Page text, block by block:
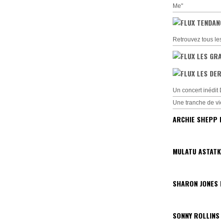
Me"
Retrouvez tous
LES
LES
Un concert inédit
Une tranche de
ARCHIE SHEPP
MULATU
SHARON
SONNY